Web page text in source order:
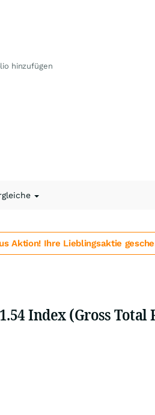
hinzufügen
Aktion! Ihre Lieblingsaktie
Index (Gross